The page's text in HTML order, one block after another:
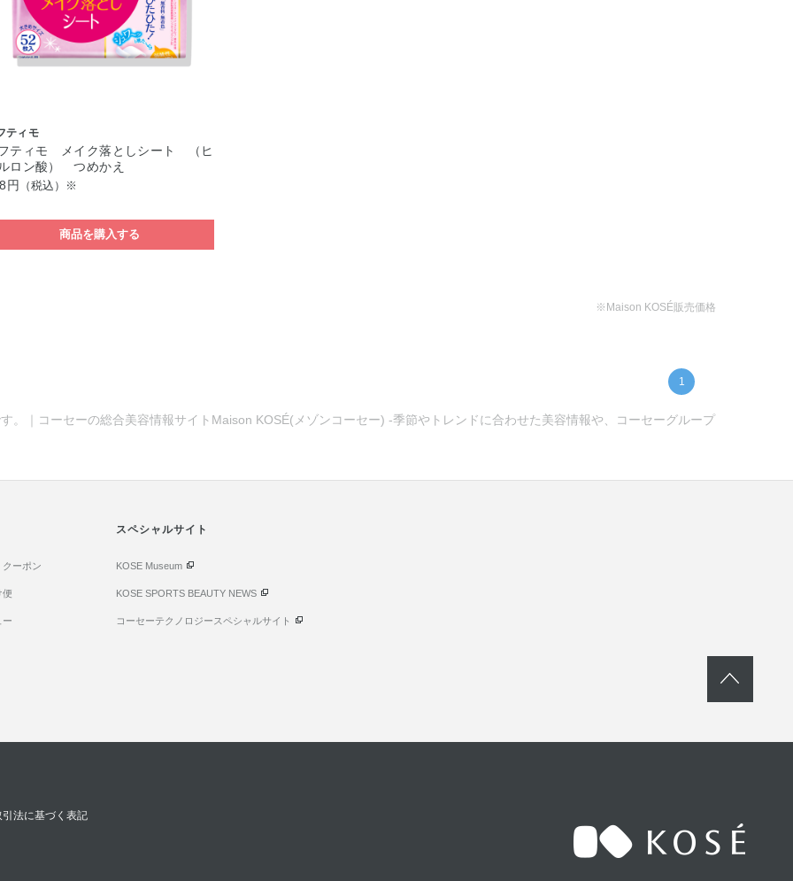
ティモ
ティモ メイク落としシート （ヒ
ロン酸） つめかえ
円
（税込）※
商品を購入する
※Maison KOSÉ販売価格
1
。｜コーセーの総合美容情報サイトMaison KOSÉ(メゾンコーセー) -季節やトレンドに合わせた美容情報や、コーセーグループ
クーポン
便
ー
スペシャルサイト
KOSE Museum
KOSE SPORTS BEAUTY NEWS
コーセーテクノロジースペシャルサイト
引法に基づく表記